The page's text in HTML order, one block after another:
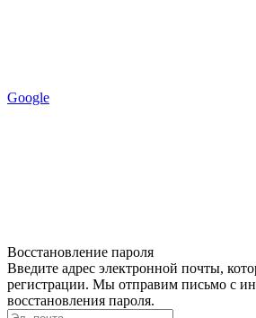
Google
Восстановление пароля
Введите адрес электронной почты,
регистрации. Мы отправим письмо с
восстановления пароля.